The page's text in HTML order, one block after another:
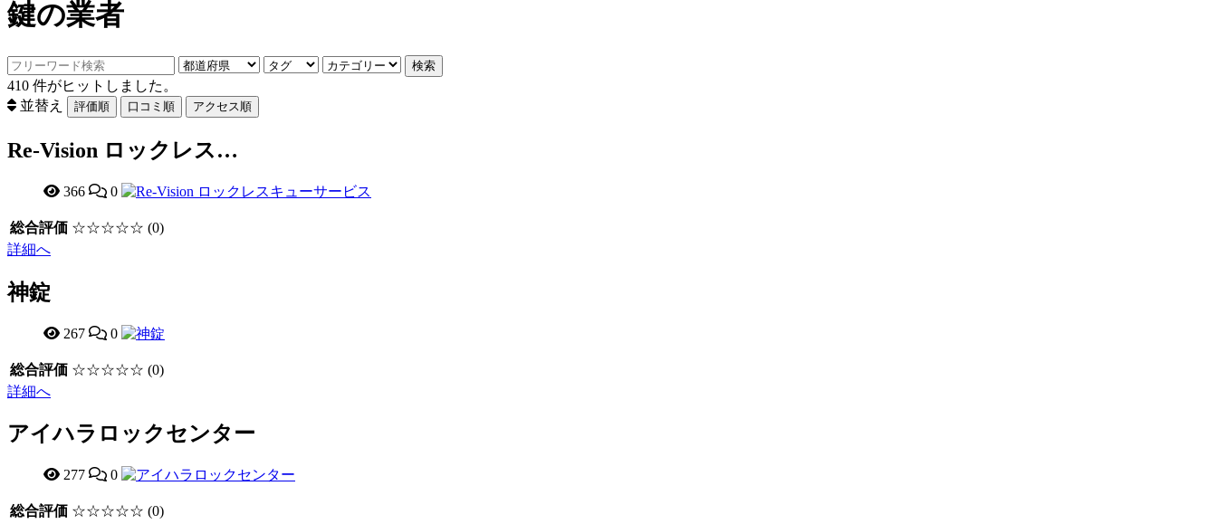
鍵の業者
410 件がヒットしました。
並替え
Re-Vision ロックレス…
366 0
総合評価 ☆☆☆☆☆ (0)
詳細へ
神錠
267 0
総合評価 ☆☆☆☆☆ (0)
詳細へ
アイハラロックセンター
277 0
総合評価 ☆☆☆☆☆ (0)